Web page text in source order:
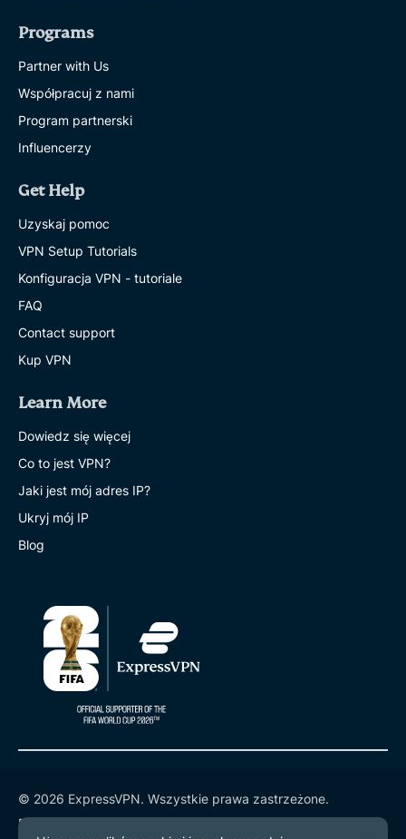
Programs
Partner with Us
Współpracuj z nami
Program partnerski
Influencerzy
Get Help
Uzyskaj pomoc
VPN Setup Tutorials
Konfiguracja VPN - tutoriale
FAQ
Contact support
Kup VPN
Learn More
Dowiedz się więcej
Co to jest VPN?
Jaki jest mój adres IP?
Ukryj mój IP
Blog
© 2026 ExpressVPN. Wszystkie prawa zastrzeżone.
Polityka prywatności